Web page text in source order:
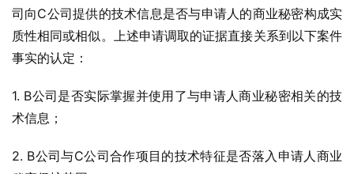
司向C公司提供的技术信息是否与申请人的商业秘密构成实
质性相同或相似。上述申请调取的证据直接关系到以下案件
事实的认定：
1. B公司是否实际掌握并使用了与申请人商业秘密相关的技
术信息；
2. B公司与C公司合作项目的技术特征是否落入申请人商业